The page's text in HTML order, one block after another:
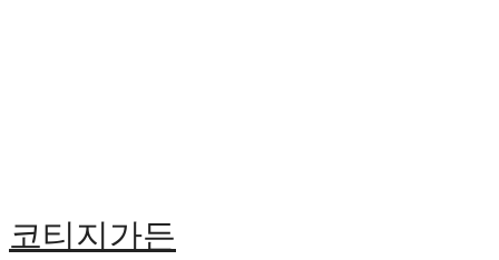
코티지가든